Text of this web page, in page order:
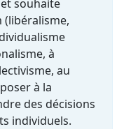
souhaite
à
au
à la
des décisions
individuels.